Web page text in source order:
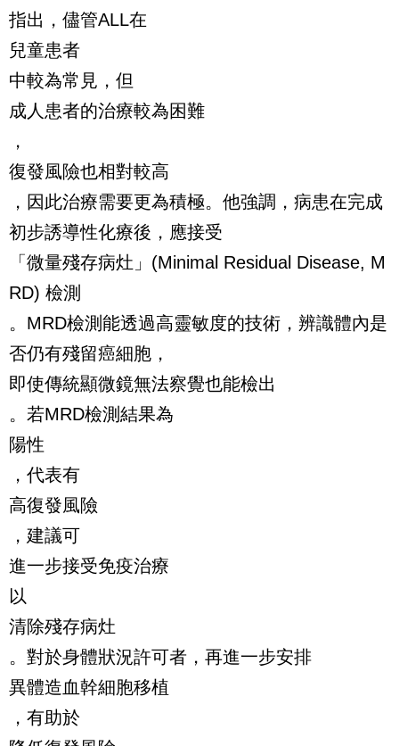
指出，儘管ALL在
兒童患者
中較為常見，但
成人患者的治療較為困難
，
復發風險也相對較高
，因此治療需要更為積極。他強調，病患在完成
初步誘導性化療後，應接受
「微量殘存病灶」(Minimal Residual Disease, M
RD) 檢測
。MRD檢測能透過高靈敏度的技術，辨識體內是
否仍有殘留癌細胞，
即使傳統顯微鏡無法察覺也能檢出
。若MRD檢測結果為
陽性
，代表有
高復發風險
，建議可
進一步接受免疫治療
以
清除殘存病灶
。對於身體狀況許可者，再進一步安排
異體造血幹細胞移植
，有助於